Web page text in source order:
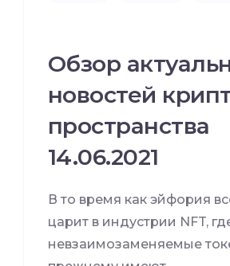
Обзор
новостей
пространства
14.06.2021
В то время как эйфория
царит в индустрии NFT,
невзаимозаменяемые